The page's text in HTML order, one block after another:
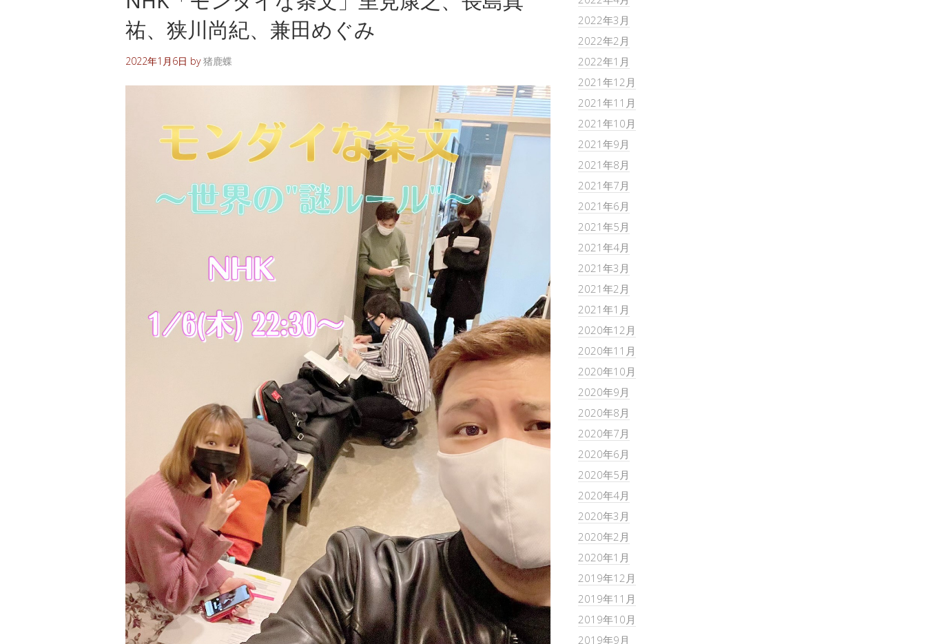
祐、狭川尚紀、兼田めぐみ
2022年1月6日 by猪鹿蝶
2022年3月
2022年2月
2022年1月
2021年12月
2021年11月
2021年10月
2021年9月
2021年8月
2021年7月
2021年6月
2021年5月
2021年4月
2021年3月
2021年2月
2021年1月
2020年12月
2020年11月
2020年10月
2020年9月
2020年8月
2020年7月
2020年6月
2020年5月
2020年4月
2020年3月
2020年2月
2020年1月
2019年12月
2019年11月
2019年10月
2019年9月